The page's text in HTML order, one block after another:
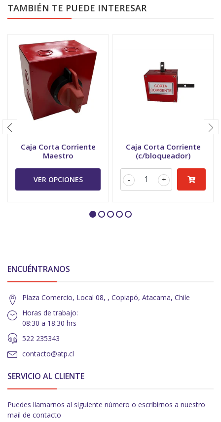
TAMBIÉN TE PUEDE INTERESAR
Caja Corta Corriente
Maestro
VER OPCIONES
Caja Corta Corriente
(c/bloqueador)
+
-
ENCUÉNTRANOS
Plaza Comercio, Local 08, , Copiapó, Atacama, Chile
Horas de trabajo:
08:30 a 18:30 hrs
522 235343
contacto@atp.cl
SERVICIO AL CLIENTE
Puedes llamarnos al siguiente número o escribirnos a nuestro
mail de contacto